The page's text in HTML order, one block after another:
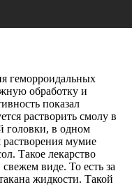
геморроидальных
обработку и
показал
растворить смолу в
головки, в одном
мумие
Такое лекарство
виде. То есть за
жидкости. Такой